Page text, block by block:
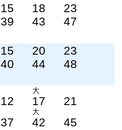
15 18
23
39 43
47
15 20
23
40 44
48
12
大
17 21
37
大
42 45